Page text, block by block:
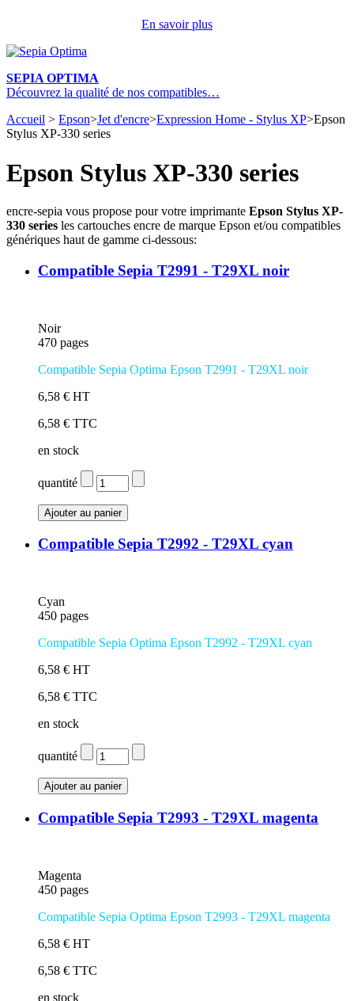
En savoir plus
SEPIA OPTIMA
Découvrez la qualité de nos compatibles…
Accueil > Epson>Jet d'encre>Expression Home - Stylus XP>Epson
Stylus XP-330 series
Epson Stylus XP-330 series
encre-sepia vous propose pour votre imprimante Epson Stylus XP-
330 series les cartouches encre de marque Epson et/ou compatibles
génériques haut de gamme ci-dessous:
Compatible Sepia T2991 - T29XL noir
Noir
470 pages
Compatible Sepia Optima Epson T2991 - T29XL noir
6,58 € HT
6,58 € TTC
en stock
quantité
Compatible Sepia T2992 - T29XL cyan
Cyan
450 pages
Compatible Sepia Optima Epson T2992 - T29XL cyan
6,58 € HT
6,58 € TTC
en stock
quantité
Compatible Sepia T2993 - T29XL magenta
Magenta
450 pages
Compatible Sepia Optima Epson T2993 - T29XL magenta
6,58 € HT
6,58 € TTC
en stock